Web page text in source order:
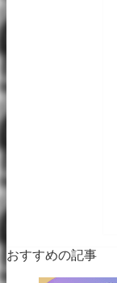
おすすめの記事